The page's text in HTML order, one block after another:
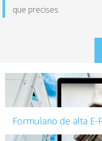
que precises.
Formulario de alta E-